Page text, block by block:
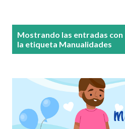
Mostrando las entradas con
la etiqueta Manualidades